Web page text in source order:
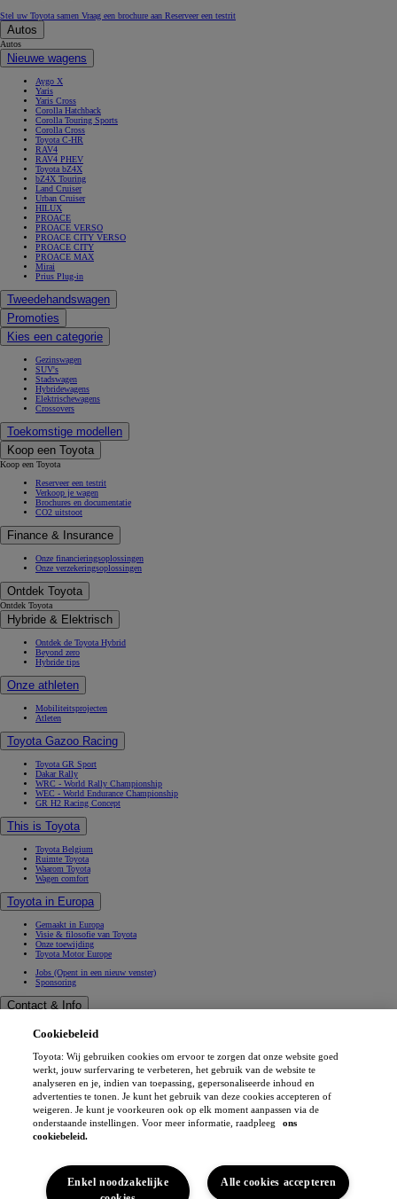
Stel uw Toyota samen Vraag een brochure aan Reserveer een testrit
Autos
Autos
Nieuwe wagens
Aygo X
Yaris
Yaris Cross
Corolla Hatchback
Corolla Touring Sports
Corolla Cross
Toyota C-HR
RAV4
RAV4 PHEV
Toyota bZ4X
bZ4X Touring
Land Cruiser
Urban Cruiser
HILUX
PROACE
PROACE VERSO
PROACE CITY VERSO
PROACE CITY
PROACE MAX
Mirai
Prius Plug-in
Tweedehandswagen
Promoties
Kies een categorie
Gezinswagen
SUV's
Stadswagen
Hybridewagens
Elektrischewagens
Crossovers
Toekomstige modellen
Koop een Toyota
Koop een Toyota
Reserveer een testrit
Verkoop je wagen
Brochures en documentatie
CO2 uitstoot
Finance & Insurance
Onze financieringsoplossingen
Onze verzekeringsoplossingen
Ontdek Toyota
Ontdek Toyota
Hybride & Elektrisch
Ontdek de Toyota Hybrid
Beyond zero
Hybride tips
Onze athleten
Mobiliteitsprojecten
Atleten
Toyota Gazoo Racing
Toyota GR Sport
Dakar Rally
WRC - World Rally Championship
WEC - World Endurance Championship
GR H2 Racing Concept
This is Toyota
Toyota Belgium
Ruimte Toyota
Waarom Toyota
Wagen comfort
Toyota in Europa
Gemaakt in Europa
Visie & filosofie van Toyota
Onze toewijding
Toyota Motor Europe
Jobs (Opent in een nieuw venster)
Sponsoring
Contact & Info
Vind een verdeler
Verkoopafspraak(Opent in een nieuw venster)
Contacteer ons
Onze verdelers
FAQ (Veelgestelde vragen)
Wettelijke vermelding
Privéleven
Data sharing
Cookies
MyToyota app
(Opent in een nieuw venster)
(Opent in een nieuw venster)
Cookiebeleid
Toyota: Wij gebruiken cookies om ervoor te zorgen dat onze website goed
werkt, jouw surfervaring te verbeteren, het gebruik van de website te
analyseren en je, indien van toepassing, gepersonaliseerde inhoud en
advertenties te tonen. Je kunt het gebruik van deze cookies accepteren of
weigeren. Je kunt je voorkeuren ook op elk moment aanpassen via de
onderstaande instellingen. Voor meer informatie, raadpleeg
ons
cookiebeleid.
Alle cookies accepteren
Enkel noodzakelijke